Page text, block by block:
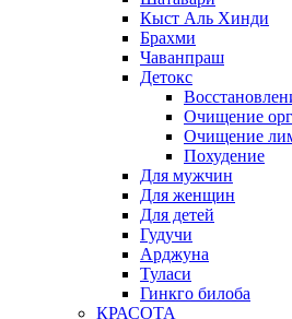
Кыст Аль Хинди
Брахми
Чаванпраш
Детокс
Очищение
Очищение
Похудение
Для мужчин
Для женщин
Для детей
Гудучи
Арджуна
Туласи
Гинкго билоба
КРАСОТА